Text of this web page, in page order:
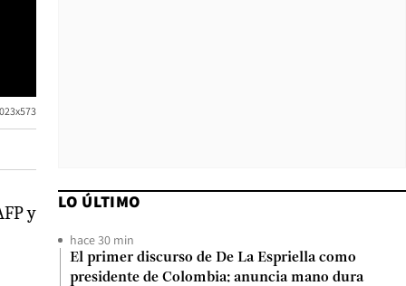
y
LO ÚLTIMO
hace 30 min
El primer discurso de De La Espriella como
presidente de Colombia: anuncia mano dura